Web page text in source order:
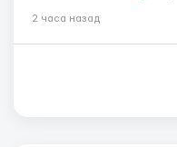
2 часа назад